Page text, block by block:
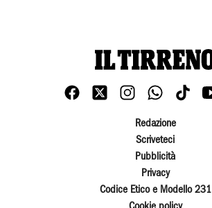
Redazione
Scriveteci
Pubblicità
Privacy
Codice Etico e Modello 231